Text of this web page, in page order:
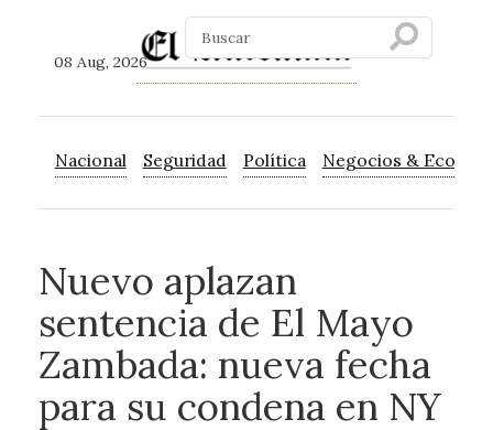
08 Aug, 2026
Nacional Seguridad Política Negocios &
Nuevo aplazan
sentencia de El Mayo
Zambada: nueva fecha
para su condena en NY